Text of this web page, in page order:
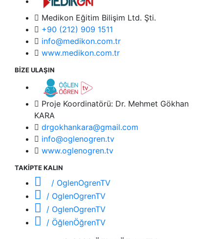
Medikon Eğitim Bilişim Ltd. Şti.
+90 (212) 909 1511
info@medikon.com.tr
www.medikon.com.tr
BİZE ULAŞIN
Proje Koordinatörü: Dr. Mehmet Gökhan
KARA
drgokhankara@gmail.com
info@oglenogren.tv
www.oglenogren.tv
TAKİPTE KALIN
/ OglenOgrenTV
/ OglenOgrenTV
/ OglenOgrenTV
/ ÖğlenÖğrenTV